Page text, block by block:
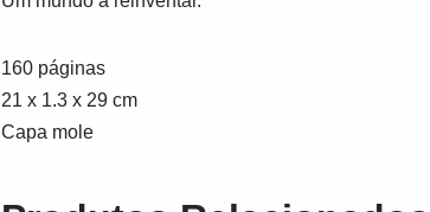
160 páginas
21 x 1.3 x 29 cm
Capa mole